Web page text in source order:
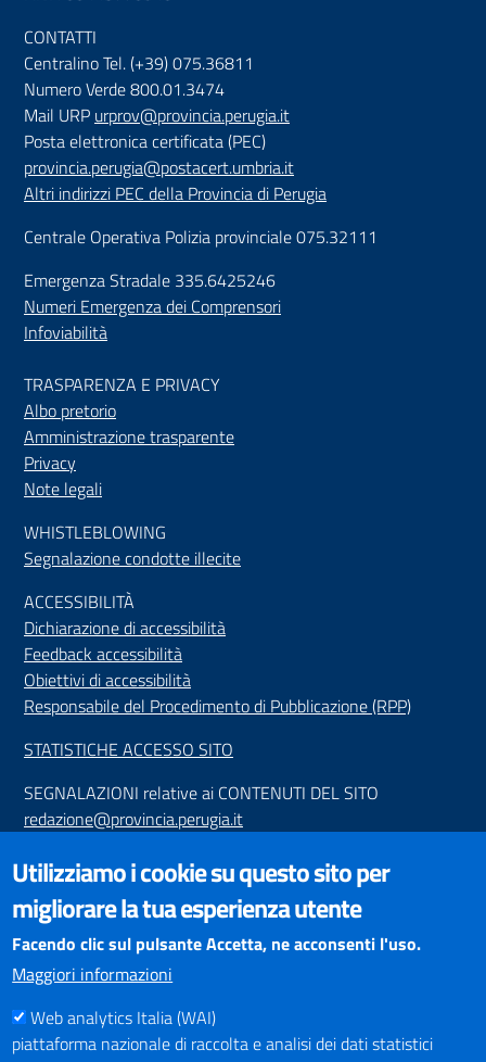
CONTATTI
Centralino Tel. (+39) 075.36811
Numero Verde 800.01.3474
Mail URP urprov@provincia.perugia.it
Posta elettronica certificata (PEC)
provincia.perugia@postacert.umbria.it
Altri indirizzi PEC della Provincia di Perugia
Centrale Operativa Polizia provinciale 075.32111
Emergenza Stradale 335.6425246
Numeri Emergenza dei Comprensori
Infoviabilità
TRASPARENZA E PRIVACY
Albo pretorio
Amministrazione trasparente
Privacy
Note legali
WHISTLEBLOWING
Segnalazione condotte illecite
ACCESSIBILITÀ
Dichiarazione di accessibilità
Feedback accessibilità
Obiettivi di accessibilità
Responsabile del Procedimento di Pubblicazione (RPP)
STATISTICHE ACCESSO SITO
SEGNALAZIONI relative ai CONTENUTI DEL SITO
redazione@provincia.perugia.it
VISUALIZZAZIONE CONTENUTI
Il sito internet della Provincia di Perugia è ottimizzato per
essere visualizzato dai principali browser aggiornati. L'uso di
browser non aggiornati può creare problemi di visualizzazione
dei contenuti.
PAGAMENTI
Utilizziamo i cookie su questo sito per
migliorare la tua esperienza utente
Facendo clic sul pulsante Accetta, ne acconsenti l'uso.
Maggiori informazioni
Web analytics Italia (WAI)
piattaforma nazionale di raccolta e analisi dei dati statistici